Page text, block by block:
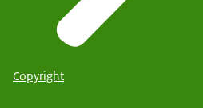
Copyright